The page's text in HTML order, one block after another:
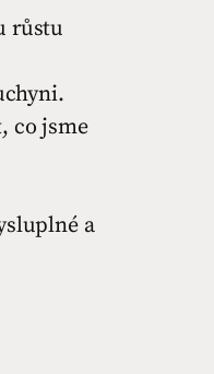
růstu
co jsme
a